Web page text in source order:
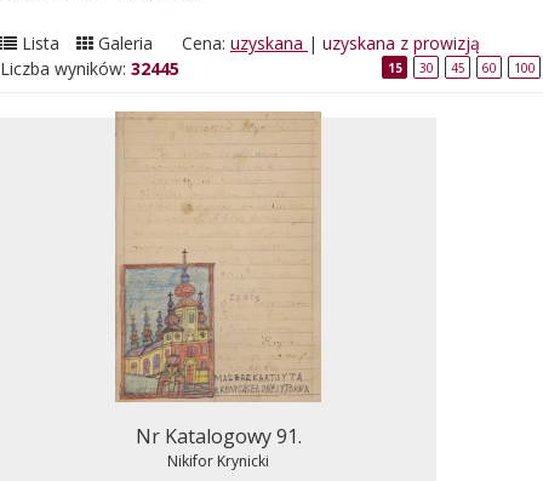
Lista Galeria Cena: uzyskana | uzyskana z prowizją
Liczba wyników: 32445 15 30 45 60 100
Nr Katalogowy 91.
Nikifor Krynicki